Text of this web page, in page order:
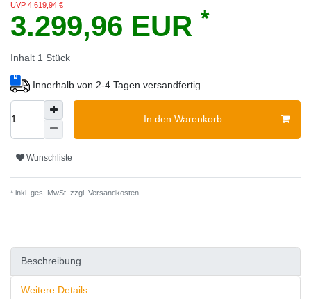
UVP 4.619,94 €
3.299,96 EUR *
Inhalt 1 Stück
Innerhalb von 2-4 Tagen versandfertig.
In den Warenkorb
Wunschliste
* inkl. ges. MwSt. zzgl. Versandkosten
Beschreibung
Weitere Details